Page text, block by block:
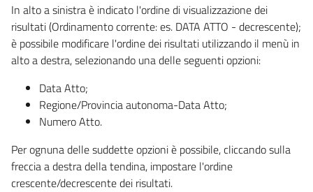
In alto a sinistra è indicato l'ordine di visualizzazione dei
risultati (Ordinamento corrente: es. DATA ATTO - decrescente);
è possibile modificare l'ordine dei risultati utilizzando il menù in
alto a destra, selezionando una delle seguenti opzioni:
Data Atto;
Regione/Provincia autonoma-Data Atto;
Numero Atto.
Per ognuna delle suddette opzioni è possibile, cliccando sulla
freccia a destra della tendina, impostare l'ordine
crescente/decrescente dei risultati.